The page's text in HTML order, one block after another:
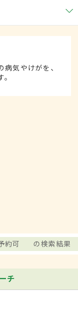
気やけがを、
約可 の検索結果
チ